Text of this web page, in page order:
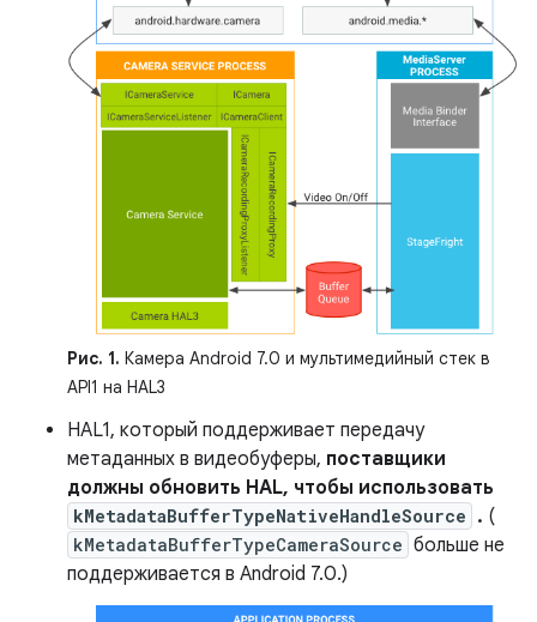
Рис. 1. Камера Android 7.0 и мультимедийный стек в
API1 на HAL3
HAL1, который поддерживает передачу
метаданных в видеобуферы, поставщики
должны обновить HAL, чтобы использовать
kMetadataBufferTypeNativeHandleSource . (
kMetadataBufferTypeCameraSource больше не
поддерживается в Android 7.0.)